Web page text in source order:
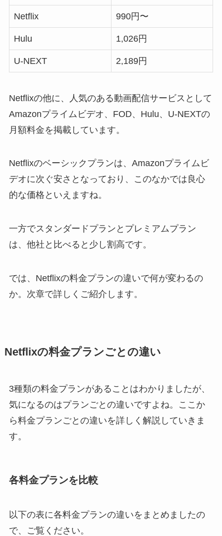
Netflix 990円〜
Hulu 1,026円
U-NEXT 2,189円
Netflixの他に、人気のある動画配信サービスとして
Amazonプライムビデオ、FOD、Hulu、U-NEXTの
月額料金を掲載しています。
Netflixのベーシックプランは、Amazonプライムビ
デオに次ぐ安さとなっており、このなかでは良心
的な価格といえますね。
一方でスタンダードプランとプレミアムプラン
は、他社と比べると少し割高です。
では、Netflixの料金プランの違いで何が変わるの
か。次章で詳しくご紹介します。
Netflixの料金プランごとの違い
3種類の料金プランがあることはわかりましたが、
気になるのはプランごとの違いですよね。ここか
ら料金プランごとの違いを詳しく解説していきま
す。
各料金プランを比較
以下の表に各料金プランの違いをまとめましたの
で、ご覧ください。